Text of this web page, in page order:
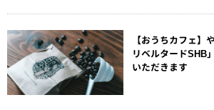
【おうちカフェ】
リベルタードSHB
いただきます